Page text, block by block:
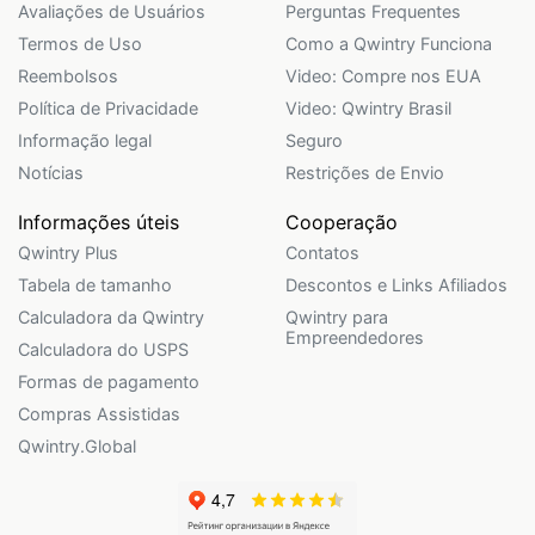
Avaliações de Usuários
Termos de Uso
Reembolsos
Política de Privacidade
Informação legal
Notícias
Perguntas Frequentes
Como a Qwintry Funciona
Video: Compre nos EUA
Video: Qwintry Brasil
Seguro
Restrições de Envio
Informações úteis
Qwintry Plus
Tabela de tamanho
Calculadora da Qwintry
Calculadora do USPS
Formas de pagamento
Compras Assistidas
Qwintry.Global
Cooperação
Contatos
Descontos e Links Afiliados
Qwintry para
Empreendedores